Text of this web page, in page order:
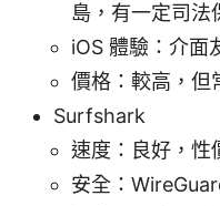
島，有一定司法
iOS 體驗：介面
價格：較高，但
Surfshark
速度：良好，性
安全：